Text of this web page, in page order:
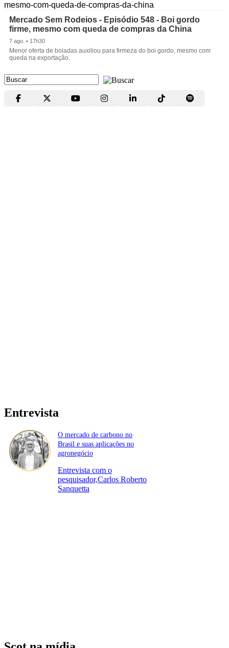
Mercado Sem Rodeios - Episódio 548 - Boi gordo
firme, mesmo com queda de compras da China
7 ago. • 17h30
Menor oferta de boiadas auxiliou para firmeza do boi gordo, mesmo com
queda na exportação.
Entrevista
O mercado de carbono no
Brasil e suas aplicações no
agronegócio
Entrevista com o
pesquisador,Carlos Roberto
Sanquetta